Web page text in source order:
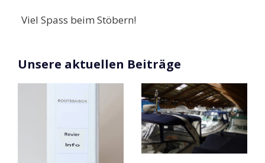
Viel Spass beim Stöbern!
Unsere aktuellen Beiträge